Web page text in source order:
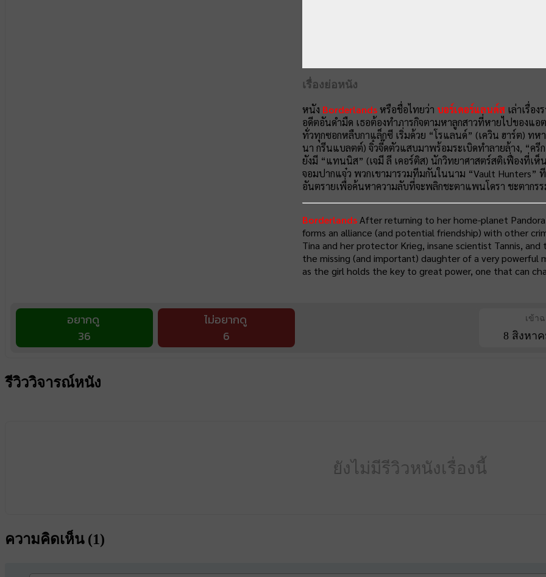
เรื่องย่อหนัง
หนัง Borderlands หรือชื่อไทยว่า บอร์เดอร์แลนด์ส เล่าเรื่อ
อดีตอันดำมืด เธอต้องทำภารกิจตามหาลูกสาวที่หายไปของแ
ทั่วทุกซอกหลืบกาแล็กซี เริ่มด้วย “โรแลนด์” (เควิน ฮาร์ต) ท
นา กรีนแบลตต์) จิ๋วจี๊ดตัวแสบมาพร้อมระเบิดทำลายล้าง, “ค
ยังมี “แทนนิส” (เจมี ลี เคอร์ติส) นักวิทยาศาสตร์สติเฟื่องที่
จอมปากแจ๋ว พวกเขามารวมทีมกันในนาม “Vault Hunters”
อันตรายเพื่อค้นหาความลับที่จะพลิกชะตาแพนโดรา ชะตากร
Borderlands After returning to her home-planet
forms an alliance (and potential friendship) with other
Tina and her protector Krieg, insane scientist Tannis,
the missing (and important) daughter of a very powerful
as the girl holds the key to great power, one that can
อยากดู
36
ไม่อยากดู
6
เข้า
8 สิงหาค
รีวิววิจารณ์หนัง
ยังไม่มีรีวิวหนังเรื่องนี้
ความคิดเห็น (1)